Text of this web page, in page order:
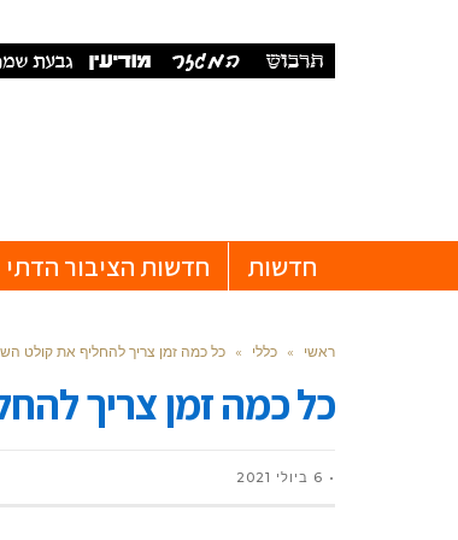
חדשות חדשות הציבור הדתי
ראשי » כללי » כל כמה זמן צריך להחליף את קולט
כל כמה זמן צריך
6 ביולי 2021